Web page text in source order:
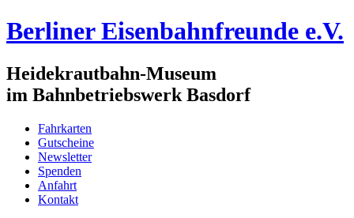
Berliner Eisenbahnfreunde e.V.
Heidekrautbahn-Museum
im Bahnbetriebswerk Basdorf
Fahrkarten
Gutscheine
Newsletter
Spenden
Anfahrt
Kontakt